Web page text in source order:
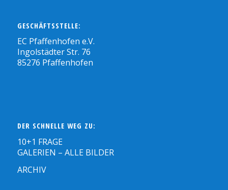
GESCHÄFTSSTELLE:
EC Pfaffenhofen e.V.
Ingolstädter Str. 76
85276 Pfaffenhofen
DER SCHNELLE WEG ZU:
10+1 FRAGE
GALERIEN – ALLE BILDER
ARCHIV